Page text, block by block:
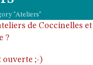
"Ateliers"
de Coccinelles et
?
ouverte ;-)